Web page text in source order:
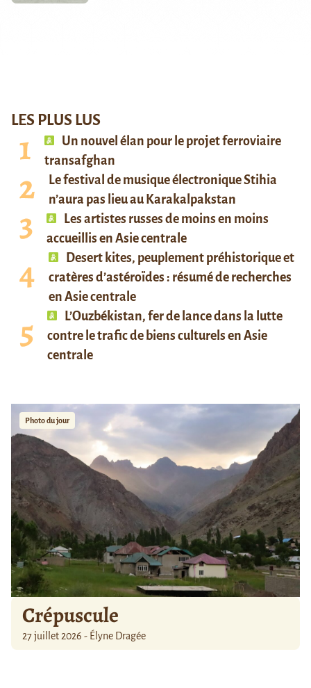
LES PLUS LUS
Un nouvel élan pour le projet ferroviaire
transafghan
Le festival de musique électronique Stihia
n’aura pas lieu au Karakalpakstan
Les artistes russes de moins en moins
accueillis en Asie centrale
Desert kites, peuplement préhistorique et
cratères d’astéroïdes : résumé de recherches
en Asie centrale
L’Ouzbékistan, fer de lance dans la lutte
contre le trafic de biens culturels en Asie
centrale
Photo du jour
Crépuscule
27 juillet 2026 - Élyne Dragée